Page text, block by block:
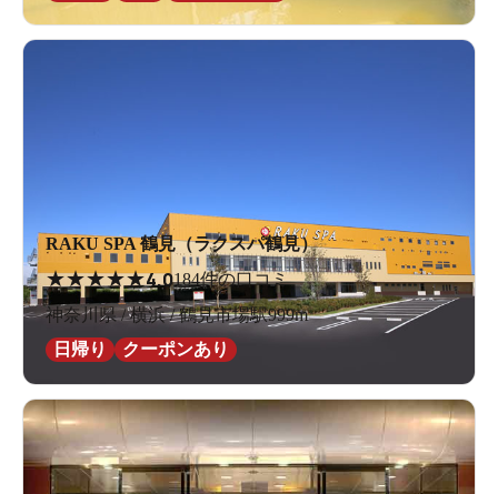
RAKU SPA 鶴見（ラクスパ鶴見）
★★★★★4.0184件の口コミ
神奈川県 / 横浜 / 鶴見市場駅999m
日帰り
クーポンあり